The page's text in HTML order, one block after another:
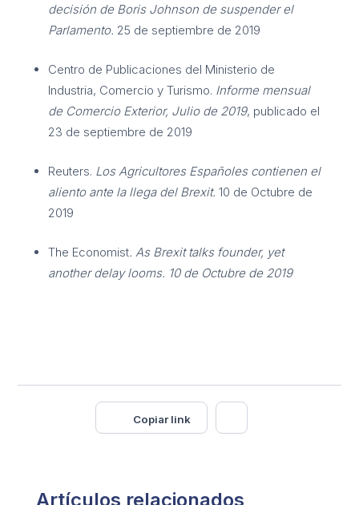
decisión de Boris Johnson de suspender el
Parlamento. 25 de septiembre de 2019
Centro de Publicaciones del Ministerio de
Industria, Comercio y Turismo. Informe mensual
de Comercio Exterior, Julio de 2019, publicado el
23 de septiembre de 2019
Reuters. Los Agricultores Españoles contienen el
aliento ante la llega del Brexit. 10 de Octubre de
2019
The Economist. As Brexit talks founder, yet
another delay looms. 10 de Octubre de 2019
Copiar link
Artículos relacionados